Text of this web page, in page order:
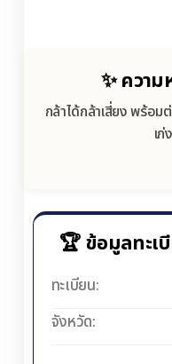
✨ ควา
กล้าได้กล้าเสี่ยง พร้อ
เ
🏆 ข้อมูลทะเ
ทะเบียน:
จังหวัด: